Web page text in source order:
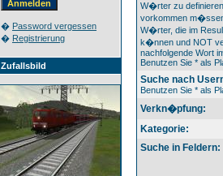
� Password vergessen
� Registrierung
Zufallsbild
W�rter zu
vorkommen
W�rter, die im
k�nnen und NOT
nachfolgende Wort
Benutzen Sie * als
Suche nach
Benutzen Sie * als
Verkn�pfung:
Kategorie:
Suche in Feldern: